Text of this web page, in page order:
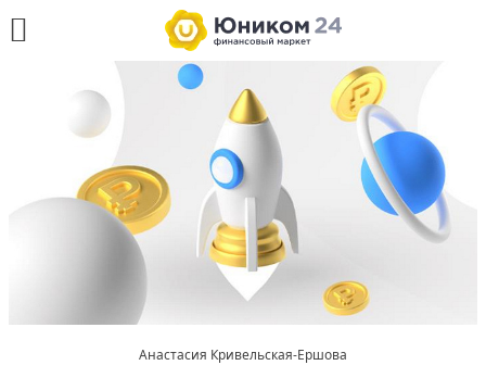
Анастасия Кривельская-Ершова